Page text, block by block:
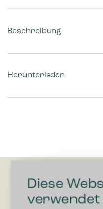
Diese
verwendet
Beschreibung
Herunterladen